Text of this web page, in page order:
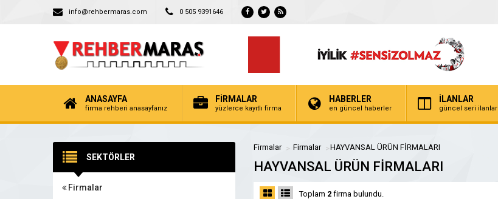
info@rehbermaras.com 0 505 9391646
ANASAYFA
firma rehberi anasayfanız
FİRMALAR
yüzlerce kayıtlı firma
HABERLER
en güncel haberler
İLANLAR
güncel seri ilanlar
SEKTÖRLER
Firmalar
Firmalar Firmalar HAYVANSAL ÜRÜN FİRMALARI
HAYVANSAL ÜRÜN FİRMALARI
Toplam 2 firma bulundu.